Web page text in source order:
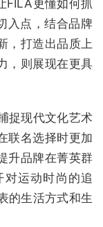
FILA更懂如何抓
入点，结合品牌
，打造出品质上
，则展现在更具
捉现代文化艺术
联名选择时更加
升品牌在菁英群
运动时尚的追
的生活方式和生